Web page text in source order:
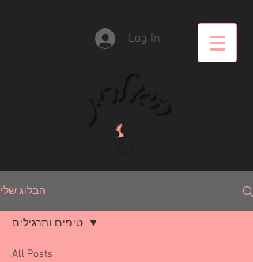
Log In
הבלוג שלי
All Posts
טיפים ותרגילים